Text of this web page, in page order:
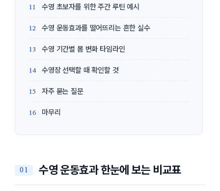
수영 초보자를 위한 주간 루틴 예시
수영 운동효과를 떨어뜨리는 흔한 실수
수영 기간별 몸 변화 타임라인
수영장 선택할 때 확인할 것
자주 묻는 질문
마무리
수영 운동효과 한눈에 보는 비교표